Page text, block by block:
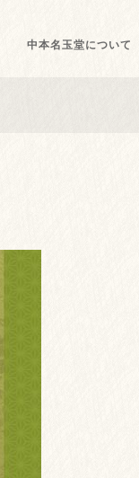
中本名玉堂について